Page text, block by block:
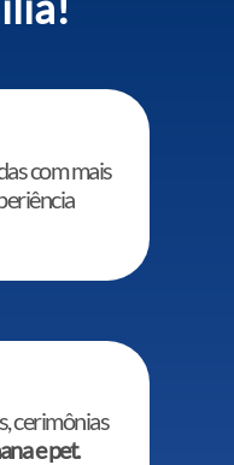
com mais
cerimônias
e pet.